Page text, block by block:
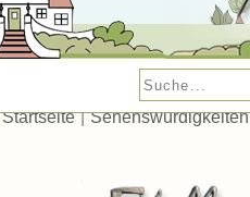
Startseite | Sehenswürdigkeiten